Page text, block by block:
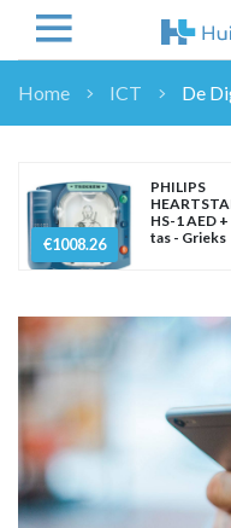
DOSSIER
NHG
OPINIE
Home ICT De
€1008.26
PHILIPS
HS-1 AED
tas - Grieks